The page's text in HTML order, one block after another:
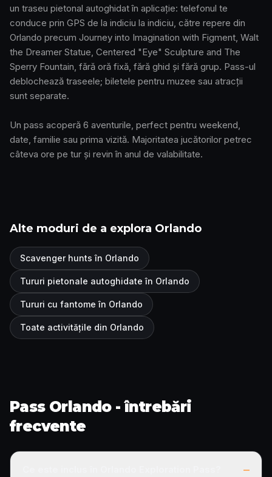
un traseu pietonal autoghidat în aplicație: telefonul te
conduce prin GPS de la indiciu la indiciu, către repere din
Orlando precum Journey into Imagination with Figment, Walt
the Dreamer Statue, Centered "Eye" Sculpture and The
Sperry Fountain, fără oră fixă, fără ghid și fără grup. Pass-ul
deblochează traseele; biletele pentru muzee sau atracții
sunt separate.
Un pass acoperă 6 aventurile, perfect pentru weekend,
date, familie sau prima vizită. Majoritatea jucătorilor petrec
câteva ore pe tur și revin în anul de valabilitate.
Alte moduri de a explora Orlando
Scavenger hunts în Orlando
Tururi pietonale autoghidate în Orlando
Tururi cu fantome în Orlando
Toate activitățile din Orlando
Pass Orlando - întrebări
frecvente
–